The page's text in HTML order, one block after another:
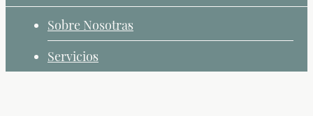
Sobre Nosotras
Servicios